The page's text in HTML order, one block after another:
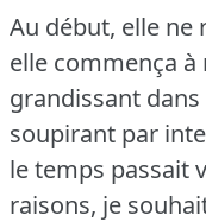
Au début, elle ne
elle commença
grandissant
soupirant par
le temps passait
raisons, je